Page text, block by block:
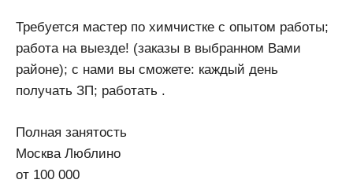
Требуется мастер по химчистке с опытом работы;
работа на выезде! (заказы в выбранном Вами
районе); с нами вы сможете: каждый день
получать ЗП; работать .
Полная занятость
Москва Люблино
от 100 000